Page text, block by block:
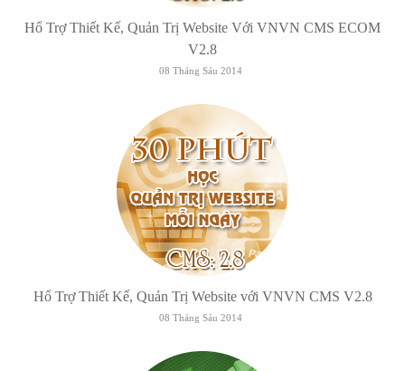
Hổ Trợ Thiết Kế, Quản Trị Website Với VNVN CMS ECOM
V2.8
08 Tháng Sáu 2014
Hổ Trợ Thiết Kế, Quản Trị Website với VNVN CMS V2.8
08 Tháng Sáu 2014